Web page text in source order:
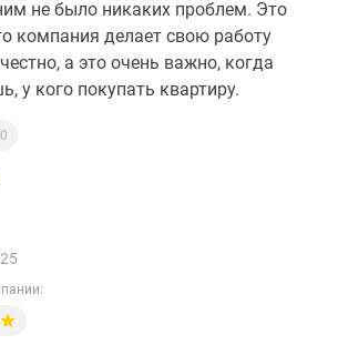
не было никаких проблем. Это
компания делает свою работу
а это очень важно, когда
у кого покупать квартиру.
0